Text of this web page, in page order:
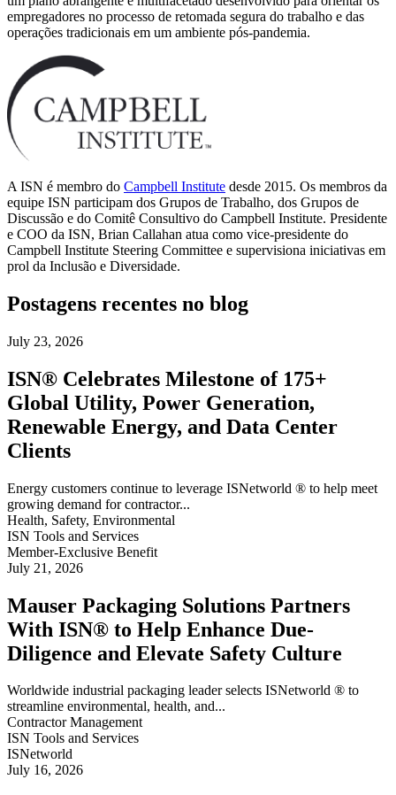
empregadores no processo de retomada segura do trabalho e das
operações tradicionais em um ambiente pós-pandemia.
A ISN é membro do Campbell Institute desde 2015. Os membros da
equipe ISN participam dos Grupos de Trabalho, dos Grupos de
Discussão e do Comitê Consultivo do Campbell Institute. Presidente
e COO da ISN, Brian Callahan atua como vice-presidente do
Campbell Institute Steering Committee e supervisiona iniciativas em
prol da Inclusão e Diversidade.
Postagens recentes no blog
July 23, 2026
ISN® Celebrates Milestone of 175+
Global Utility, Power Generation,
Renewable Energy, and Data Center
Clients
Energy customers continue to leverage ISNetworld ® to help meet
growing demand for contractor...
Health, Safety, Environmental
ISN Tools and Services
Member-Exclusive Benefit
July 21, 2026
Mauser Packaging Solutions Partners
With ISN® to Help Enhance Due-
Diligence and Elevate Safety Culture
Worldwide industrial packaging leader selects ISNetworld ® to
streamline environmental, health, and...
Contractor Management
ISN Tools and Services
ISNetworld
July 16, 2026